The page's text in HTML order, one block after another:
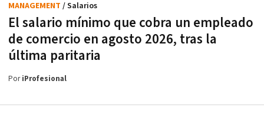
El salario mínimo que cobra un empleado
de comercio en agosto 2026, tras la
última paritaria
MANAGEMENT / Salarios
PoriProfesional